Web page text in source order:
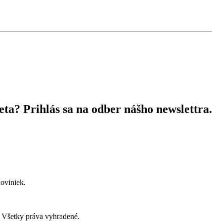
Prihlás sa na odber nášho newslettra.
práva vyhradené.